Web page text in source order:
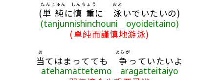
(単純
たんじゅん
に慎重
しんちょう
に 泳
およ
いでいたいの)
(tanjunnishinchouni oyoideitaino)
(單純而謹慎地游泳)
当
あ
てはまってても 争
あらが
っていたいよ
atehamattetemo aragatteitaiyo